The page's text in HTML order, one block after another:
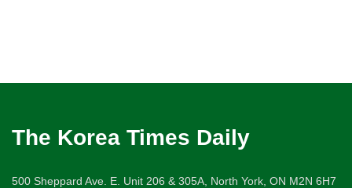
The Korea Times Daily
500 Sheppard Ave. E. Unit 206 & 305A, North York, ON M2N 6H7